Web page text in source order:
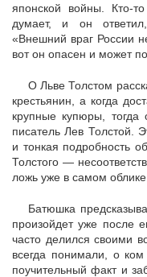
японской войны. Кто-
думает, и он
«Внешний враг России
вот он опасен и может
О Льве Толстом
крестьянин, а когда
крупные купюры, тогда
писатель Лев Толстой.
и тонкая подробность
Толстого —
ложь уже в самом облике.
Батюшка
произойдет уже после
часто делился своими
всегда понимали, о
поучительный факт и